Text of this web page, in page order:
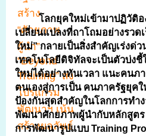
โลกยุคใหม่เข้ามาปฏิวัติอง
เปลี่ยนแปลงที่ถาโถมอย่างรว
ใหม่” กลายเป็นสิ่งสำคัญเร่งด่
เทคโนโลยีดิจิทัลจะเป็นตัวบ่ง
ใหม่ได้อย่างทันเวลา แนะคนภ
ตนเองสู่การเป็น คนภาครัฐยุค
ป้องกันสุดสำคัญในโลกการทำ
พัฒนาศักยภาพผู้นำกับหลักสูตร
การพัฒนารูปแบบ Training